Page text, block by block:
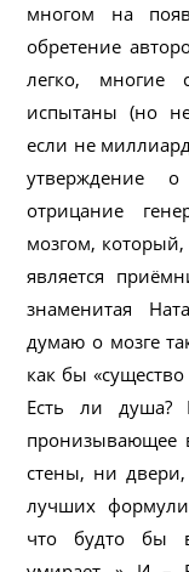
многом на
обретение
легко, многие
испытаны (но
если не
утверждение
отрицание
мозгом,
является
знаменитая
думаю о мозге
как бы
Есть ли душа?
пронизывающее
стены, ни
лучших
что будто бы